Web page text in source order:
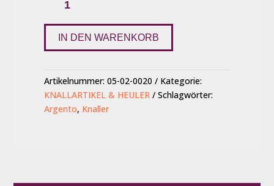
Kaliber
MengeIN DEN WARENKORB
Artikelnummer:05-02-0020
Kategorie:
KNALLARTIKEL & HEULER
Schlagwörter:
Argento, Knaller